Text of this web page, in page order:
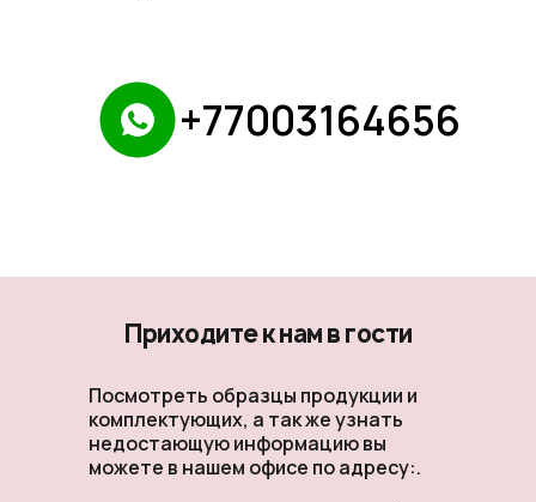
+77003164656
Приходите к нам в гости
Посмотреть образцы продукции и
комплектующих, а так же узнать
недостающую информацию вы
можете в нашем офисе по адресу:.